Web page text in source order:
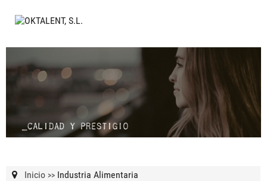
Inicio >> Industria Alimentaria